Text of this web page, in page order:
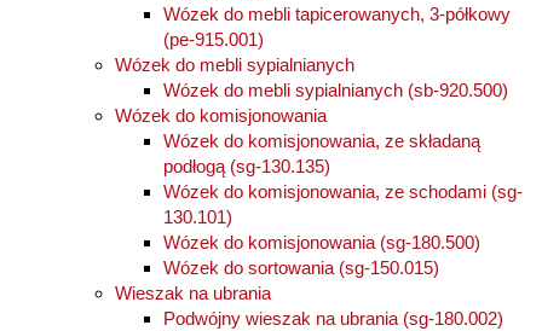
Wózek do mebli tapicerowanych, 3-półkowy
(pe-915.001)
Wózek do mebli sypialnianych
Wózek do mebli sypialnianych (sb-920.500)
Wózek do komisjonowania
Wózek do komisjonowania, ze składaną
podłogą (sg-130.135)
Wózek do komisjonowania, ze schodami (sg-
130.101)
Wózek do komisjonowania (sg-180.500)
Wózek do sortowania (sg-150.015)
Wieszak na ubrania
Podwójny wieszak na ubrania (sg-180.002)